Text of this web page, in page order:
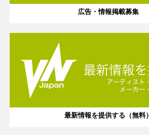
広告・情報掲載募集
最新情報を提供する（無料）